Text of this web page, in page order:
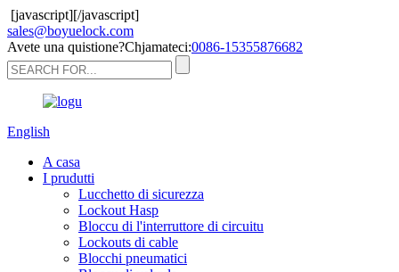
[javascript][/javascript]
sales@boyuelock.com
Avete una quistione?Chjamateci:0086-15355876682
English
A casa
I prudutti
Lucchetto di sicurezza
Lockout Hasp
Bloccu di l'interruttore di circuitu
Lockouts di cable
Blocchi pneumatici